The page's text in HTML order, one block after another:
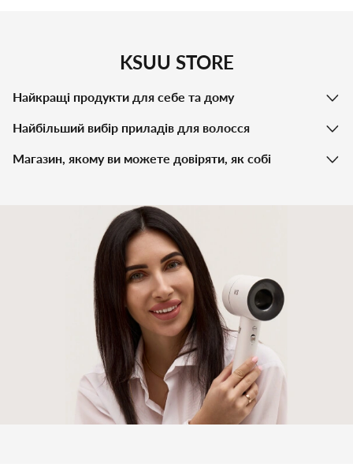
KSUU STORE
Найкращі продукти для себе та дому
Найбільший вибір приладів для волосся
Магазин, якому ви можете довіряти, як собі